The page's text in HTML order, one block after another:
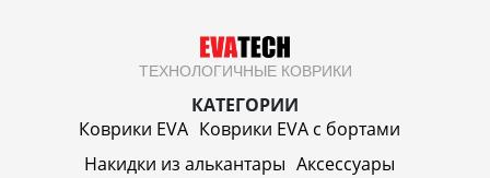
ТЕХНОЛОГИЧНЫЕ КОВРИКИ
КАТЕГОРИИ
Коврики EVA Коврики EVA c бортами
Накидки из алькантары Аксессуары